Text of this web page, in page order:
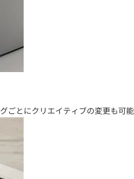
ごとにクリエイティブの変更も可